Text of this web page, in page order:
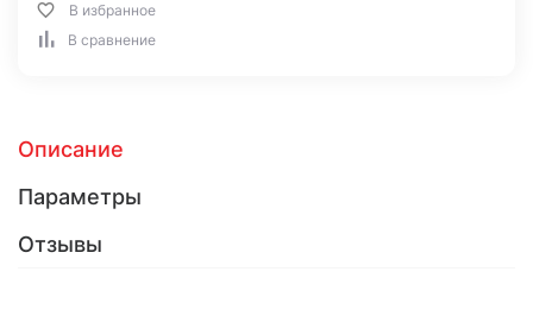
В избранное
В сравнение
Описание
Параметры
Отзывы